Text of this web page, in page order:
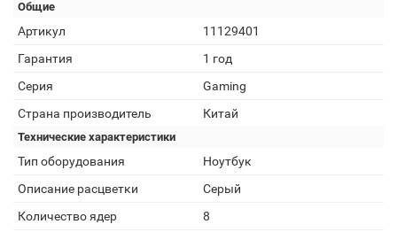
Общие
Артикул
11129401
Гарантия
1 год
Серия
Gaming
Страна производитель
Китай
Технические характеристики
Тип оборудования
Ноутбук
Описание расцветки
Серый
Количество ядер
8